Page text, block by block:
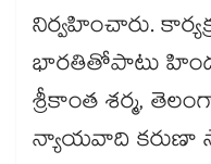
నిర్వహించారు.
భారతితోపాటు హిందూ
శ్రీకాంత శర్మ,
న్యాయవాది కరుణా